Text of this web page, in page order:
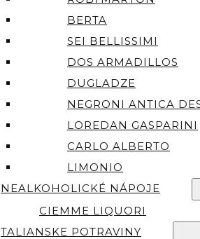
BERTA
SEI BELLISSIMI
DOS ARMADILLOS
DUGLADZE
NEGRONI ANTICA
LOREDAN GASPARINI
CARLO ALBERTO
LIMONIO
NEALKOHOLICKÉ NÁPOJE
CIEMME LIQUORI
TALIANSKE POTRAVINY